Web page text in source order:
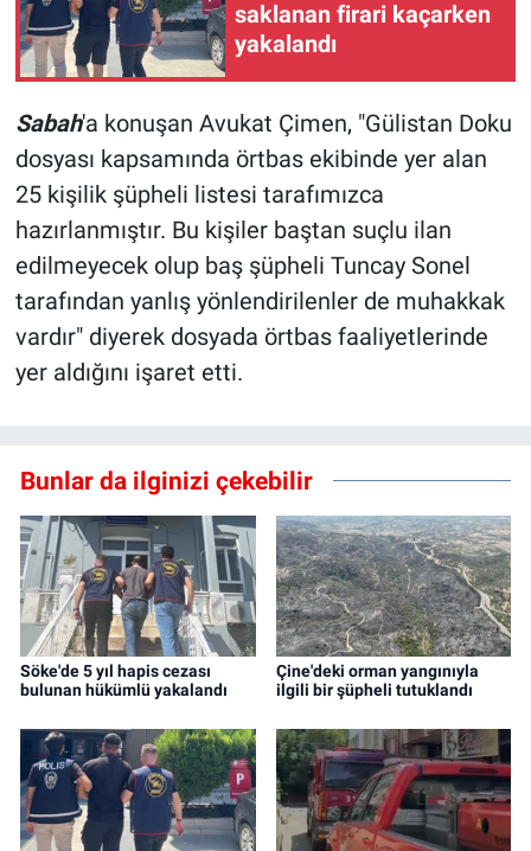
saklanan firari kaçarken
yakalandı
Sabah'a konuşan Avukat Çimen, "Gülistan Doku
dosyası kapsamında örtbas ekibinde yer alan
25 kişilik şüpheli listesi tarafımızca
hazırlanmıştır. Bu kişiler baştan suçlu ilan
edilmeyecek olup baş şüpheli Tuncay Sonel
tarafından yanlış yönlendirilenler de muhakkak
vardır" diyerek dosyada örtbas faaliyetlerinde
yer aldığını işaret etti.
Bunlar da ilginizi çekebilir
Söke'de 5 yıl hapis cezası
bulunan hükümlü yakalandı
Çine'deki orman yangınıyla
ilgili bir şüpheli tutuklandı